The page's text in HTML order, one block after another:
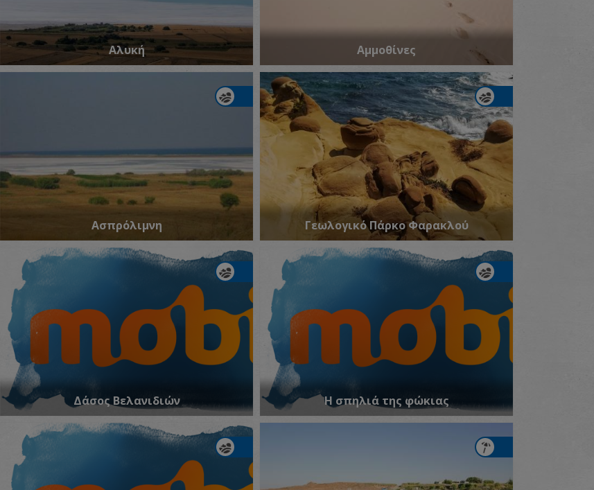
Αλυκή Αμμοθίνες
Ασπρόλιμνη Γεωλογικό Πάρκο Φαρακλού
Δάσος Βελανιδιών Η σπηλιά της φώκιας